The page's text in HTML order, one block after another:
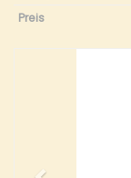
Preis